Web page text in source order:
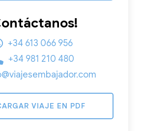
+34 613 066 956
+34 981 210 480
VIAJE EN PDF